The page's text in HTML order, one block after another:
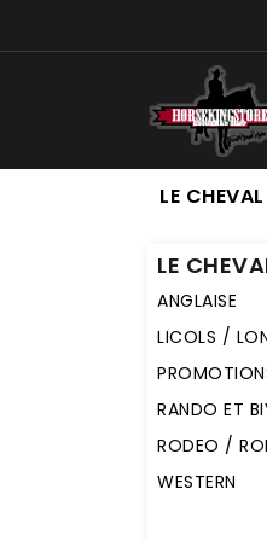
LE CHEVAL
LE
ANGLAISE
LICOLS /
RANDO ET
RODEO /
WESTERN